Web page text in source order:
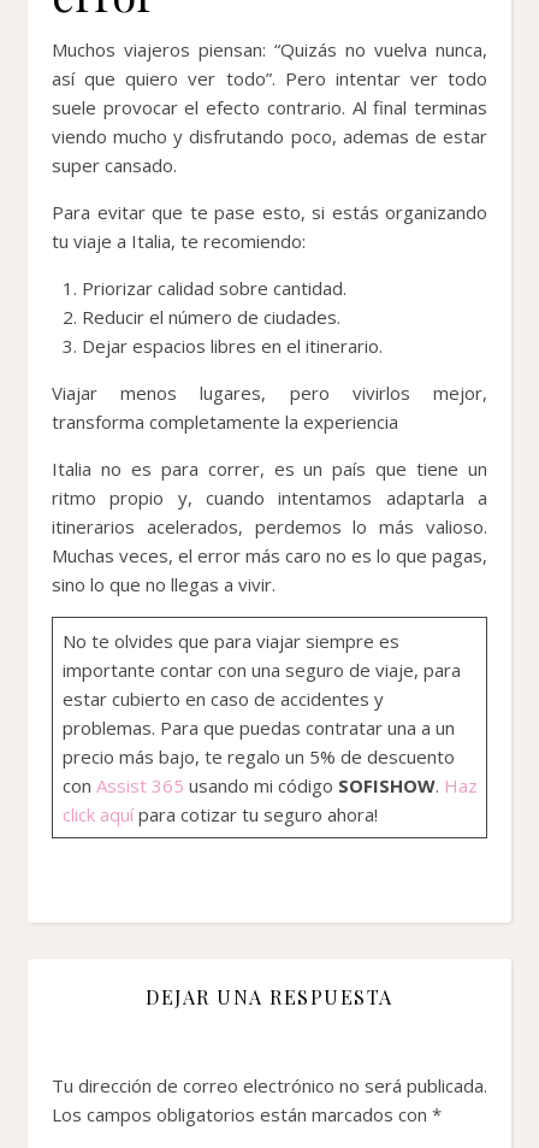
Muchos viajeros piensan: “Quizás no vuelva nunca,
así que quiero ver todo”. Pero intentar ver todo
suele provocar el efecto contrario. Al final terminas
viendo mucho y disfrutando poco, ademas de estar
super cansado.
Para evitar que te pase esto, si estás organizando
tu viaje a Italia, te recomiendo:
Priorizar calidad sobre cantidad.
Reducir el número de ciudades.
Dejar espacios libres en el itinerario.
Viajar menos lugares, pero vivirlos mejor,
transforma completamente la experiencia
Italia no es para correr, es un país que tiene un
ritmo propio y, cuando intentamos adaptarla a
itinerarios acelerados, perdemos lo más valioso.
Muchas veces, el error más caro no es lo que pagas,
sino lo que no llegas a vivir.
No te olvides que para viajar siempre es
importante contar con una seguro de viaje, para
estar cubierto en caso de accidentes y
problemas. Para que puedas contratar una a un
precio más bajo, te regalo un 5% de descuento
con Assist 365 usando mi código SOFISHOW. Haz
click aquípara cotizar tu seguro ahora!
DEJAR UNA RESPUESTA
Tu dirección de correo electrónico no será publicada.
Los campos obligatorios están marcados con *